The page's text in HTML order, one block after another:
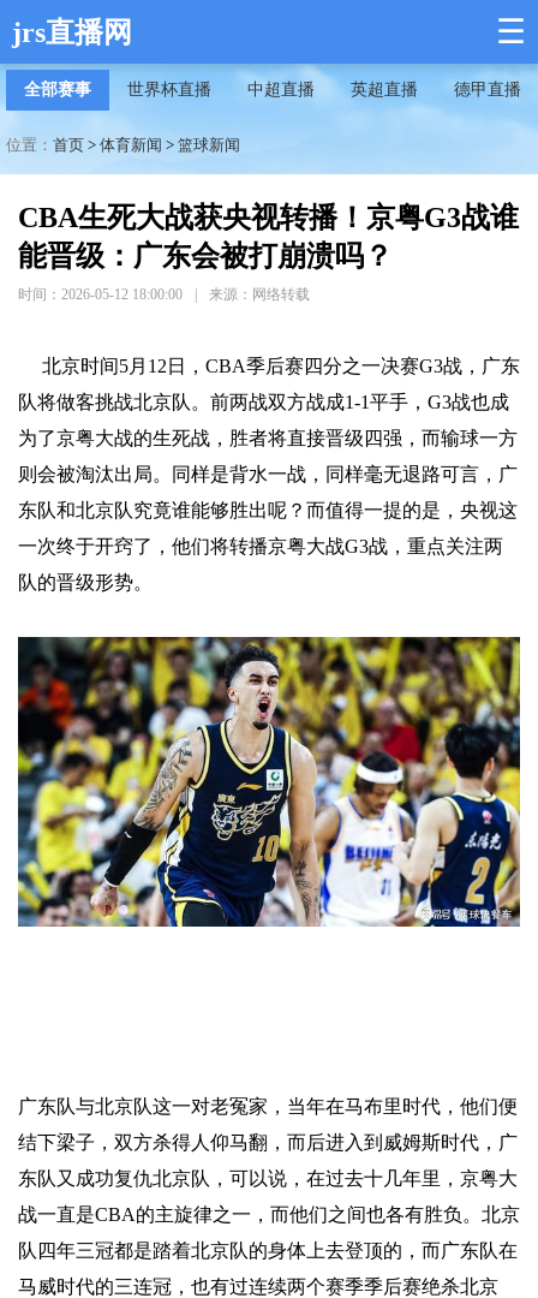
jrs直播网 ☰
全部赛事 世界杯直播 中超直播 英超直播 德甲直播
位置： 首页 > 体育新闻 > 篮球新闻
CBA生死大战获央视转播！京粤G3战谁
能晋级：广东会被打崩溃吗？
时间：2026-05-12 18:00:00 来源：网络转载
北京时间5月12日，CBA季后赛四分之一决赛G3战，广东
队将做客挑战北京队。前两战双方战成1-1平手，G3战也成
为了京粤大战的生死战，胜者将直接晋级四强，而输球一方
则会被淘汰出局。同样是背水一战，同样毫无退路可言，广
东队和北京队究竟谁能够胜出呢？而值得一提的是，央视这
一次终于开窍了，他们将转播京粤大战G3战，重点关注两
队的晋级形势。
广东队与北京队这一对老冤家，当年在马布里时代，他们便
结下梁子，双方杀得人仰马翻，而后进入到威姆斯时代，广
东队又成功复仇北京队，可以说，在过去十几年里，京粤大
战一直是CBA的主旋律之一，而他们之间也各有胜负。北京
队四年三冠都是踏着北京队的身体上去登顶的，而广东队在
马威时代的三连冠，也有过连续两个赛季季后赛绝杀北京